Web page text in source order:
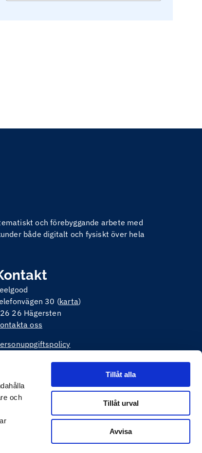
och
Tillåt alla
Tillåt urval
Avvisa
och förebyggande arbete med
både digitalt och fysiskt över hela
30 (karta)
26 Hägersten
oss
Webbyrå